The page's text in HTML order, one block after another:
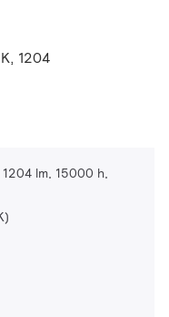
1204
lm, 15000 h,